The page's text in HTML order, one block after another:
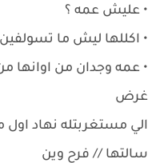
• عليش عمه ؟
• اكللها ليش ما
• عمه وجدان من اوانها
غرض
الي مستغربتله نهاد
سالتها // فرح وين